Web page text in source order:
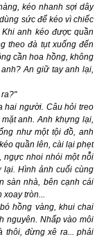
kéo nhanh sợi dây
sức để kéo vì chiếc
anh kéo được quần
theo đà tụt xuống đến
cần hoa hồng, không
An giữ tay anh lại,
hai người. Câu hỏi treo
anh. Anh khựng lại,
như một tội đồ, anh
quần lên, cài lại phẹt
ngực nhoi nhói một nỗi
lại. Hình ảnh cuối cùng
sàn nhà, bên cạnh cái
xoay tròn...
hồng vàng, khui chai
nguyên. Nhấp vào môi
thôi, đừngxê ra... phải